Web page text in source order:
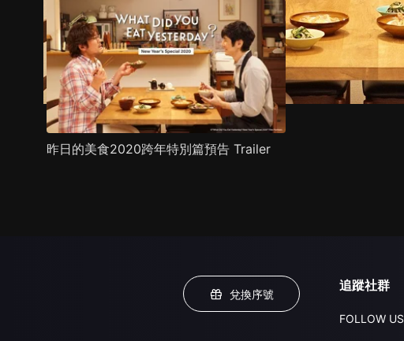
昨日的美食2020跨年特別篇預告 Trailer
兌換序號
追蹤社群
FOLLOW US